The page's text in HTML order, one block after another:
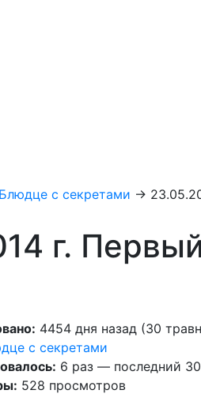
Блюдце с секретами →
г.
4454 дня назад (30
с секретами
6 раз — последний
528 просмотров